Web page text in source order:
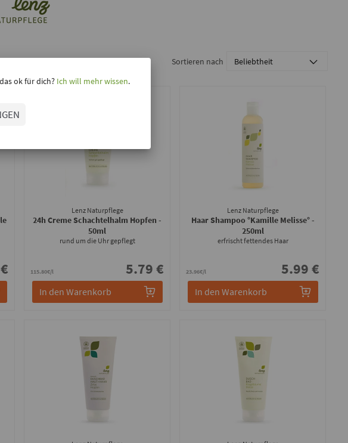
Sortieren nach
Lenz Naturpflege
24h Creme Schachtelhalm Hopfen-
50ml
rund um die Uhr gepflegt
115.80€/l 5.79 €
In den Warenkorb
Lenz Naturpflege
Haar Shampoo °Kamille Melisse°-
250ml
erfrischt fettendes Haar
23.96€/l 5.99 €
In den Warenkorb
ok für dich?Ich will mehr wissen.